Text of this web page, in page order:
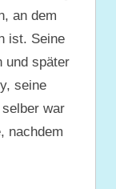
an dem
ist. Seine
und später
seine
war
nachdem